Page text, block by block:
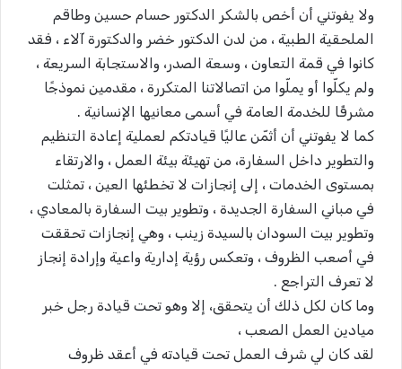
ولا يفوتني أن أخص بالشكر الدكتور حسام حسين وطاقم
الملحقية الطبية ، من لدن الدكتور خضر والدكتورة آلاء ، فقد
كانوا في قمة التعاون ، وسعة الصدر، والاستجابة السريعة ،
ولم يكلّوا أو يملّوا من اتصالاتنا المتكررة ، مقدمين نموذجًا
مشرفًا للخدمة العامة في أسمى معانيها الإنسانية .
كما لا يفوتني أن أثمّن عاليًا قيادتكم لعملية إعادة التنظيم
والتطوير داخل السفارة، من تهيئة بيئة العمل ، والارتقاء
بمستوى الخدمات ، إلى إنجازات لا تخطئها العين ، تمثلت
في مباني السفارة الجديدة ، وتطوير بيت السفارة بالمعادي ،
وتطوير بيت السودان بالسيدة زينب ، وهي إنجازات تحققت
في أصعب الظروف ، وتعكس رؤية إدارية واعية وإرادة إنجاز
لا تعرف التراجع .
وما كان لكل ذلك أن يتحقق، إلا وهو تحت قيادة رجل خبر
ميادين العمل الصعب ،
لقد كان لي شرف العمل تحت قيادته في أعقد ظروف